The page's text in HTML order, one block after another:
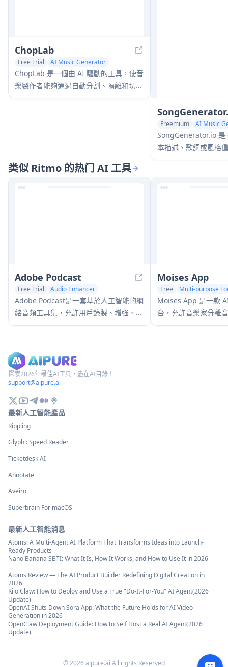
ChopLab
Free Trial
AI Music Generator
Audio Enhancer
ChopLab 是一個由 AI 驅動的工具，使音
樂製作者能夠通過自動分割、隔離和切割
過程將音軌轉換為獨特的樣本和自定義鼓
Freemium AI Music
SongGenerator.io 是
本描述、歌詞或風格
类似 Ritmo 的热门 AI 工具
Adobe Podcast
Free Trial
Audio Enhancer
AI Podcast Assistant
Adobe Podcast是一套基於人工智能的網
絡音頻工具集，允許用戶錄製、增強、編
輯和分享高質量的播客和旁白，達到專業
Moises App
Free
Multi-purpose
AI Music Generator
Moises App 是一款
台，允許音樂家分離
和速度、檢測和弦，
探索2026年最佳AI工具，盡在AI目錄！
support@aipure.ai
最新人工智能產品
Rippling
Glyphi: Speed Reader
Ticketdesk AI
Annotate
Aveiro
Superbrain For macOS
最新人工智能消息
Atoms: A Multi-Agent AI Platform That Transforms Ideas into Launch-
Ready Products
Nano Banana SBTI: What It Is, How It Works, and How to Use It in 2026
Atoms Review — The AI Product Builder Redefining Digital Creation in
2026
Kilo Claw: How to Deploy and Use a True "Do‑It‑For‑You" AI Agent(2026
Update)
OpenAI Shuts Down Sora App: What the Future Holds for AI Video
Generation in 2026
OpenClaw Deployment Guide: How to Self Host a Real AI Agent(2026
Update)
©2026aipure.ai All rights Reserved